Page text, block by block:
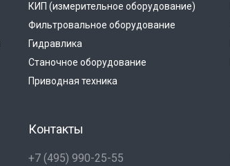
КИП (измерительное оборудование)
Фильтровальное оборудование
Гидравлика
Станочное оборудование
Приводная техника
Контакты
+7 (495) 990-25-55